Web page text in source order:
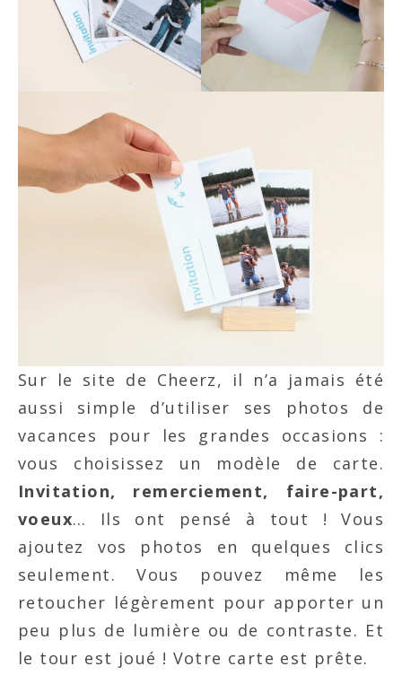
Sur le site de Cheerz, il n’a jamais été
aussi simple d’utiliser ses photos de
vacances pour les grandes occasions :
vous choisissez un modèle de carte.
Invitation, remerciement, faire-part,
voeux… Ils ont pensé à tout ! Vous
ajoutez vos photos en quelques clics
seulement. Vous pouvez même les
retoucher légèrement pour apporter un
peu plus de lumière ou de contraste. Et
le tour est joué ! Votre carte est prête.